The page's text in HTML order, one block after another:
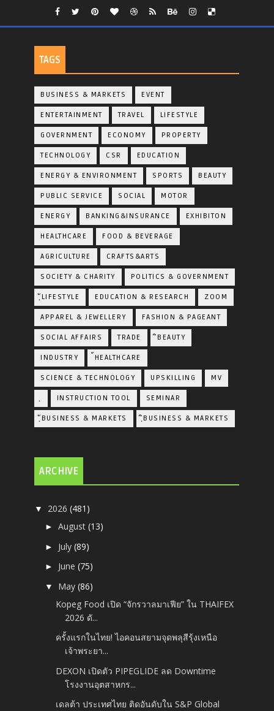
TAGS
BUSINESS & MARKETS EVENT
ENTERTAINMENT TRAVEL LIFESTYLE
GOVERNMENT ECONOMY PROPERTY
TECHNOLOGY CSR EDUCATION
ENERGY & ENVIRONMENT SPORTS BEAUTY
PUBLIC SERVICE SOCIAL MOTOR
ENERGY BANKING&INSURANCE EXHIBITON
HEALTHCARE FOOD & BEVERAGE
AGRICULTURE CRAFTS&ARTS
SOCIETY & CHARITY POLITICS & GOVERNMENT
ฺัLIFESTYLE EDUCATION & RESEARCH ZOOM
APPAREL & JEWELLERY FASHION & PAGEANT
SOCIAL AFFAIRS TRADE ิBEAUTY
INDUSTRY ้HEALTHCARE
SCIENCE & TECHNOLOGY UPSKILLING MV
INSTRUCTION TOOL SEMINAR
ฺัBUSINESS & MARKETS ฺิBUSINESS & MARKETS
ARCHIVE
▼ 2026(481)
►August(13)
► July(89)
► June(75)
▼ May(86)
Kopeg Food เปิด “จักรวาลมาเฟีย” ใน THAIFEX
2026 ดั...
ครั้งแรกในไทย! ไอคอนสยามจุดพลุสีรุ้งเหนือ
เจ้าพระยา...
DEXON เปิดตัว PIPEGLIDE ลด Downtime
โรงงานอุตสาหกร...
เดลต้า ประเทศไทย ติดอันดับใน S&P Global